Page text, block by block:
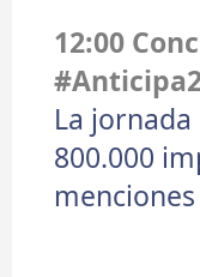
12:00
La
800.000